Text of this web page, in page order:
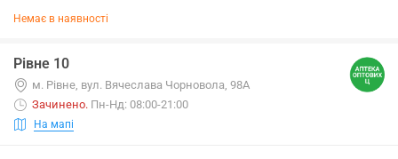
Немає в наявності
Рівне 10
м. Рівне, вул. Вячеслава Чорновола, 98А
Зачинено. Пн-Нд: 08:00-21:00
На мапі